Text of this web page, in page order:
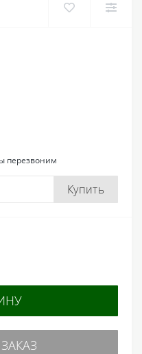
перезвоним
Купить